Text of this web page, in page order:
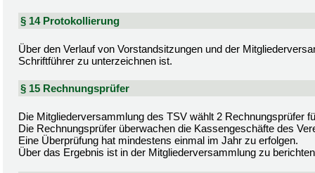
§ 14 Protokollierung
Über den Verlauf von Vorstandsitzungen und der
Schriftführer zu unterzeichnen ist.
§ 15 Rechnungsprüfer
Die Mitgliederversammlung des TSV wählt 2 Rechnungsprüfer
Die Rechnungsprüfer überwachen die Kassengeschäfte des
Eine Überprüfung hat mindestens einmal im Jahr zu erfolgen.
Über das Ergebnis ist in der Mitgliederversammlung zu